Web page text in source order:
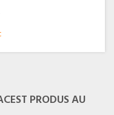
PRODUS AU